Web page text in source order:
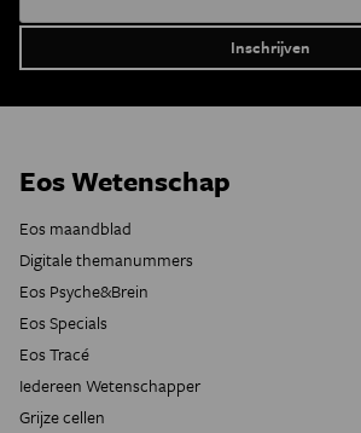
Eos Wetenschap
Eos maandblad
Digitale themanummers
Eos Psyche&Brein
Eos Specials
Eos Tracé
Iedereen Wetenschapper
Grijze cellen